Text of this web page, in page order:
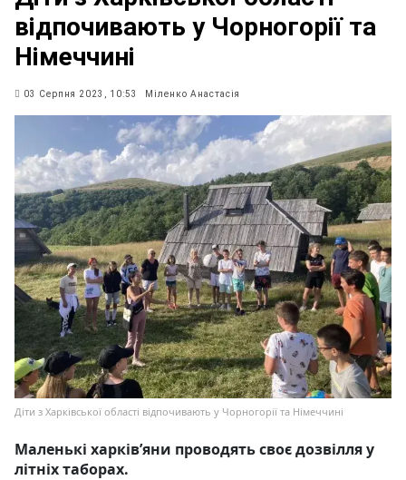
відпочивають у Чорногорії та
Німеччині
03 Серпня 2023, 10:53 Міленко Анастасія
Діти з Харківської області відпочивають у Чорногорії та Німеччині
Маленькі харківʼяни проводять своє дозвілля у
літніх таборах.